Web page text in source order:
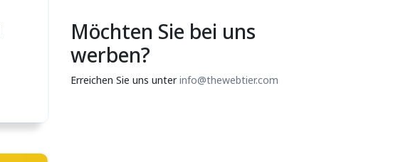
Möchten Sie bei uns
werben?
Erreichen Sie uns unterinfo@thewebtier.com